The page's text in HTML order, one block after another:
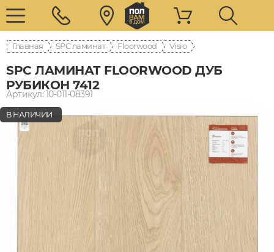
Главная SPC ламинат Floorwood Visio
SPC ЛАМИНАТ FLOORWOOD ДУБ
РУБИКОН 7412
Артикул: 10-011-08391
В НАЛИЧИИ